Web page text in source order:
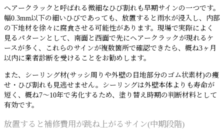
ヘアークラックと呼ばれる微細なひび割れも早期サインの一つです。
幅0.3mm以下の細いひびであっても、放置すると雨水が浸入し、内部
の下地材を徐々に腐食させる可能性があります。現場で実際によく
見るパターンとして、南面と西面で先にヘアークラックが現れるケ
ースが多く、これらのサインが複数箇所で確認できたら、概ね3ヶ月
以内に業者診断を受けることをお勧めします。
また、シーリング材(サッシ周りや外壁の目地部分のゴム状素材)の痩
せ・ひび割れも見逃せません。シーリングは外壁本体よりも寿命が
短く、概ね7〜10年で劣化するため、塗り替え時期の判断材料として
有効です。
放置すると補修費用が跳ね上がるサイン(中期段階)